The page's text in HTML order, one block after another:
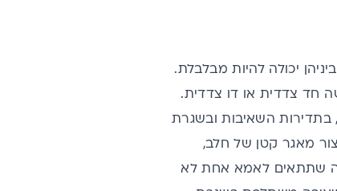
יכולה להיות מבלבלת.
חד צדדית או דו צדדית.
השאיבות ובשגרת
מאגר קטן של חלב,
שתתאים לאמא אחת לא